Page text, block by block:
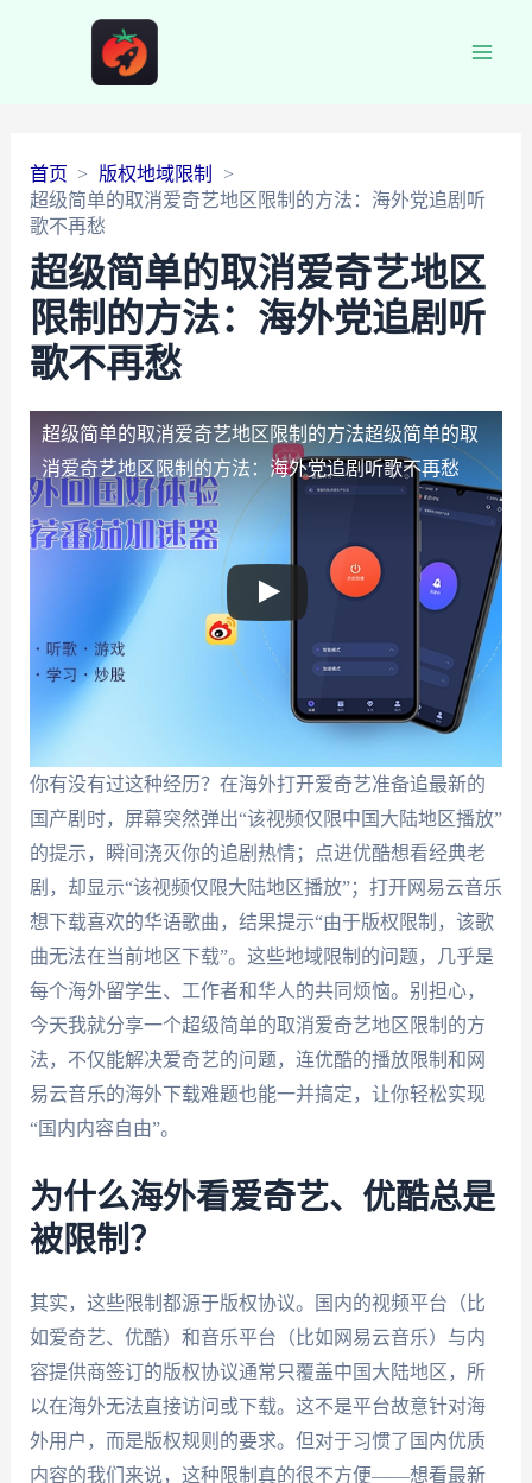
首页
版权地域限制
超级简单的取消爱奇艺地区限制的方法：海外党追剧听
歌不再愁
超级简单的取消爱奇艺地区
限制的方法：海外党追剧听
歌不再愁
超级简单的取消爱奇艺地区限制的方法超级简单的取
消爱奇艺地区限制的方法：海外党追剧听歌不再愁
你有没有过这种经历？在海外打开爱奇艺准备追最新的
国产剧时，屏幕突然弹出“该视频仅限中国大陆地区播放”
的提示，瞬间浇灭你的追剧热情；点进优酷想看经典老
剧，却显示“该视频仅限大陆地区播放”；打开网易云音乐
想下载喜欢的华语歌曲，结果提示“由于版权限制，该歌
曲无法在当前地区下载”。这些地域限制的问题，几乎是
每个海外留学生、工作者和华人的共同烦恼。别担心，
今天我就分享一个超级简单的取消爱奇艺地区限制的方
法，不仅能解决爱奇艺的问题，连优酷的播放限制和网
易云音乐的海外下载难题也能一并搞定，让你轻松实现
“国内内容自由”。
为什么海外看爱奇艺、优酷总是
被限制？
其实，这些限制都源于版权协议。国内的视频平台（比
如爱奇艺、优酷）和音乐平台（比如网易云音乐）与内
容提供商签订的版权协议通常只覆盖中国大陆地区，所
以在海外无法直接访问或下载。这不是平台故意针对海
外用户，而是版权规则的要求。但对于习惯了国内优质
内容的我们来说，这种限制真的很不方便——想看最新